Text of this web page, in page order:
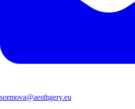
sormova@aesthgery.eu